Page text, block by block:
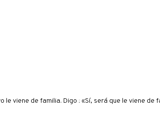
viene de familia. Digo : «Sí, será que le viene de